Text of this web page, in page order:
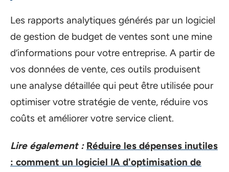
Les rapports analytiques générés par un logiciel
de gestion de budget de ventes sont une mine
d’informations pour votre entreprise. A partir de
vos données de vente, ces outils produisent
une analyse détaillée qui peut être utilisée pour
optimiser votre stratégie de vente, réduire vos
coûts et améliorer votre service client.
Lire également : Réduire les dépenses inutiles
: comment un logiciel IA d'optimisation de